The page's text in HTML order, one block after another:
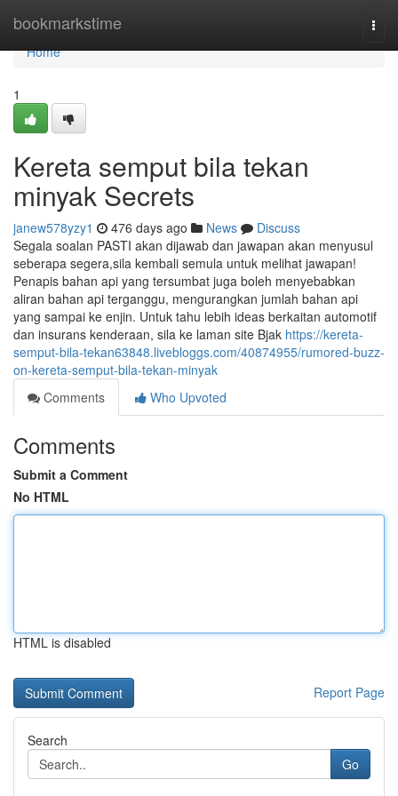
bookmarkstime
Home
Home
1
Kereta semput bila tekan
minyak Secrets
janew578yzy1 476 days ago News
Discuss
Segala soalan PASTI akan dijawab dan jawapan akan menyusul
seberapa segera,sila kembali semula untuk melihat jawapan!
Penapis bahan api yang tersumbat juga boleh menyebabkan
aliran bahan api terganggu, mengurangkan jumlah bahan api
yang sampai ke enjin. Untuk tahu lebih ideas berkaitan automotif
dan insurans kenderaan, sila ke laman site Bjak https://kereta-
semput-bila-tekan63848.livebloggs.com/40874955/rumored-buzz-
on-kereta-semput-bila-tekan-minyak
Comments
Who Upvoted
Comments
Submit a Comment
No HTML
HTML is disabled
Report Page
Search
Go